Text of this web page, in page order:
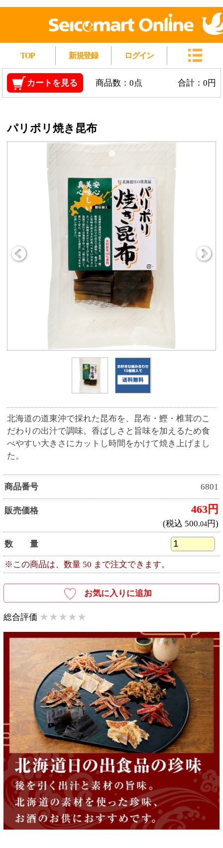
カートを見る 商品数：0点 合計：0円
パリポリ焼き昆布
北海道の道東沖で採れた昆布を、昆布・鰹・椎茸のこ
だわりの出汁で調味。香ばしさと旨味を加えるため食
べやすい大きさにカットし時間をかけて焼き上げまし
6801
463円
(税込 500.04円)
お気に入りに追加
総合評価 ★★★★★
★★★★★
※珍味どれでも10個以上で送料無料。9個まで送
※珍味は他カテゴリの商品と同時購入できませ
ん。
※珍味は沖縄等離島への配送を一部制限してお
ります。ご購入の際はお問い合わせフォームよ
りご相談下さい。
アレルゲン情報
本品に含まれるアレルギー物質 ※表示が義務付
け及び推奨されているもの
小麦、大豆
栄養成分表示
栄養成分表示